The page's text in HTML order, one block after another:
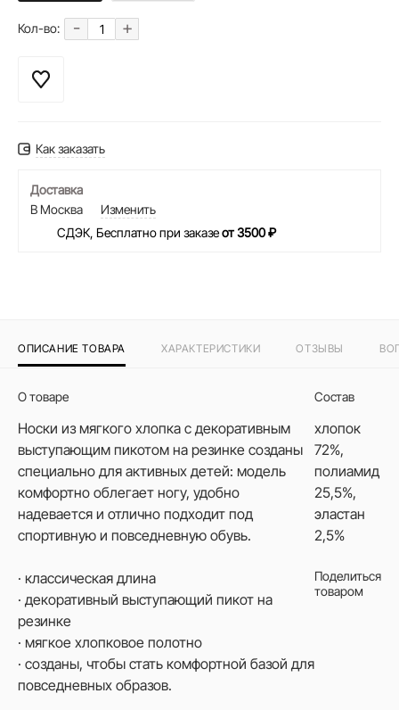
Кол-во: - +
Как заказать
Доставка
В Москва
Изменить
СДЭК, Бесплатно при заказеот 3500 ₽
ОПИСАНИЕ ТОВАРА ХАРАКТЕРИСТИКИ ОТЗЫВЫ
О товаре
Носки из мягкого хлопка с декоративным
выступающим пикотом на резинке созданы
специально для активных детей: модель
комфортно облегает ногу, удобно
надевается и отлично подходит под
спортивную и повседневную обувь.
· классическая длина
· декоративный выступающий пикот на
резинке
· мягкое хлопковое полотно
· созданы, чтобы стать комфортной базой для
повседневных образов.
Состав
хлопок
72%,
полиамид
25,5%,
эластан
2,5%
Поделиться
товаром